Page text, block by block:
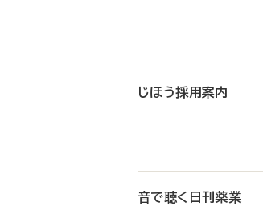
じほう採用案内
音で聴く日刊薬業